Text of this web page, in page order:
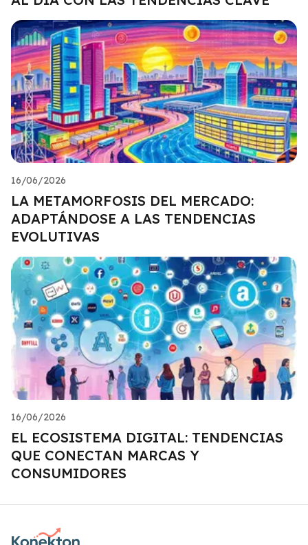
16/06/2026
LA METAMORFOSIS DEL MERCADO:
ADAPTÁNDOSE A LAS TENDENCIAS
EVOLUTIVAS
16/06/2026
EL ECOSISTEMA DIGITAL: TENDENCIAS
QUE CONECTAN MARCAS Y
CONSUMIDORES